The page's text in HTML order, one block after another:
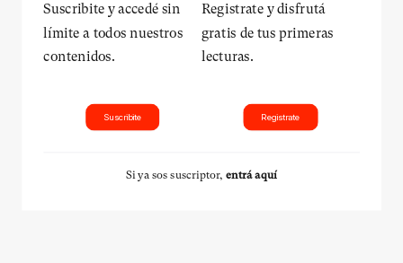
Suscribite y accedé sin
límite a todos nuestros
contenidos.
Suscribite
Registrate y disfrutá
gratis de tus primeras
lecturas.
Registrate
Si ya sos suscriptor, entrá aquí